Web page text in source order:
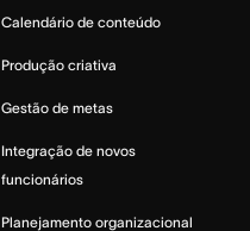
Calendário de conteúdo
Produção criativa
Gestão de metas
Integração de novos
funcionários
Planejamento organizacional